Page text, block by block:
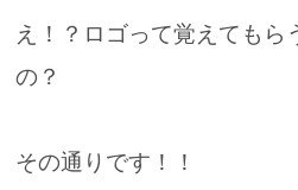
え！？ロゴって覚えてもら
の？
その通りです！！